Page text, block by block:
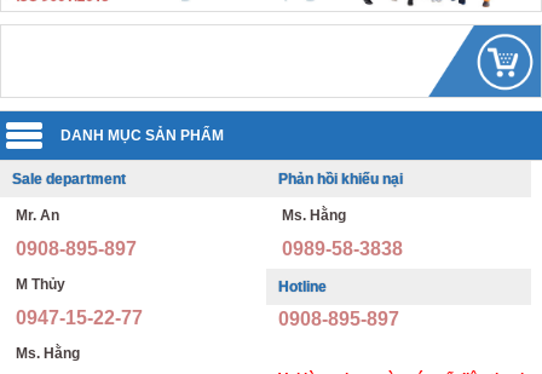
Uniforms
Office uniforms
Security uniforms
Safety shoes
Imported safety shoes
Sale department
Mr. An
0908-895-897
M Thủy
0947-15-22-77
Ms. Hằng
Phản hồi khiếu nại
Ms. Hằng
0989-58-3838
Hotline
0908-895-897